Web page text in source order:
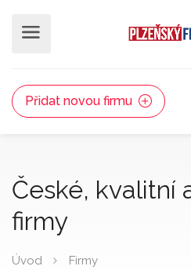
Přidat novou firmu
České, kvalitní
firmy
Úvod Firmy